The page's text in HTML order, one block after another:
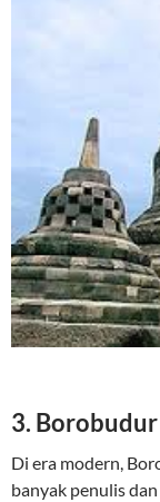
3.
Di era modern,
banyak penulis